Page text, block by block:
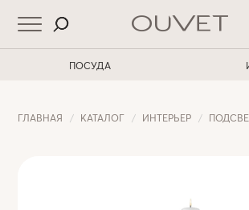
ПОСУДА
ГЛАВНАЯ КАТАЛОГ ИНТЕРЬЕР